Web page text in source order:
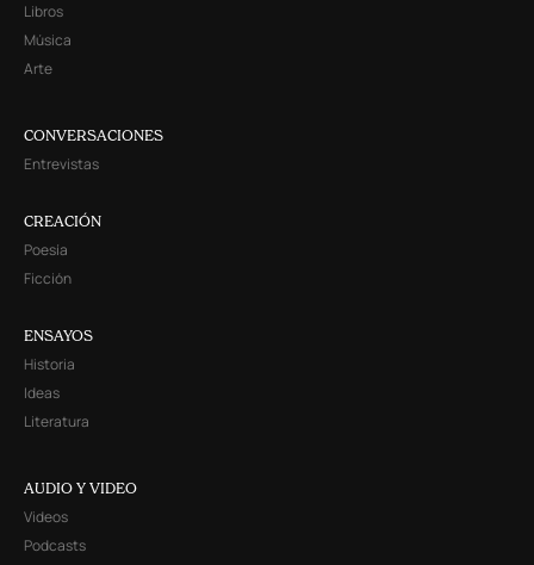
Libros
Música
Arte
CONVERSACIONES
Entrevistas
CREACIÓN
Poesía
Ficción
ENSAYOS
Historia
Ideas
Literatura
AUDIO Y VIDEO
Videos
Podcasts